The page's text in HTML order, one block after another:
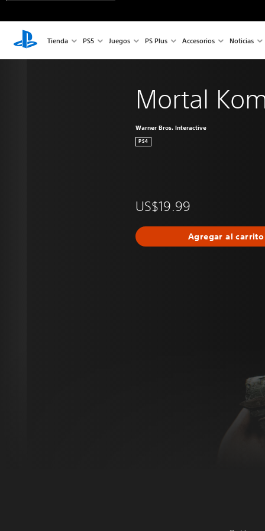
Tienda PS5 Juegos PS Plus Accesorios Noticias
Mortal
Warner Bros. Interactive
PS4
US$19.99
Agregar al carrito